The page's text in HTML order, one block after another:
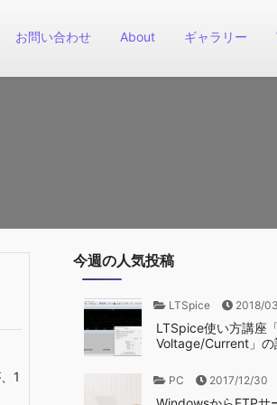
お問い合わせ About ギャラリー
1
今週の人気投稿
LTSpice 2018/
LTSpice使い方講座
Voltage/Current」の
PC 2017/12/30